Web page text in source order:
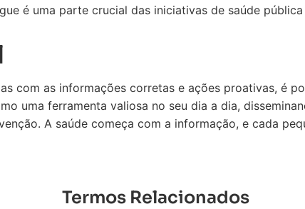
é uma parte crucial das iniciativas de saúde
com as informações corretas e ações proativas, é
uma ferramenta valiosa no seu dia a dia,
A saúde começa com a informação, e cada
Termos Relacionados